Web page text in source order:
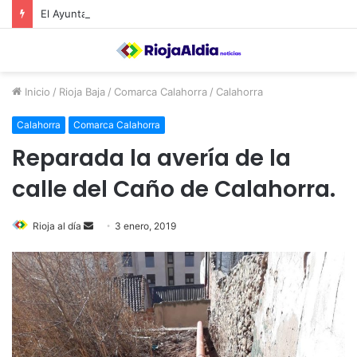
Inicio / Rioja Baja / Comarca Calahorra / Calahorra
Calahorra Comarca Calahorra
Reparada la avería de la
calle del Caño de Calahorra.
Rioja al día
n
d
a
n
e
3 enero, 2019